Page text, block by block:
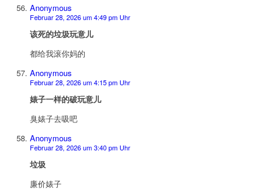
Anonymous
Februar 28, 2026 um 4:49 pm Uhr
该死的垃圾玩意儿
都给我滚你妈的
Anonymous
Februar 28, 2026 um 4:15 pm Uhr
婊子一样的破玩意儿
臭婊子去吸吧
Anonymous
Februar 28, 2026 um 3:40 pm Uhr
垃圾
廉价婊子